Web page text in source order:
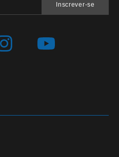
Inscrever-se